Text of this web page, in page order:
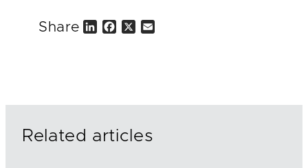
Share
Related articles